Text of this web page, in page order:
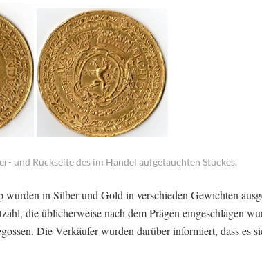
und Rückseite des im Handel aufgetauchten Stückes.
wurden in Silber und Gold in verschieden Gewichten
die üblicherweise nach dem Prägen eingeschlagen
Die Verkäufer wurden darüber informiert, dass es